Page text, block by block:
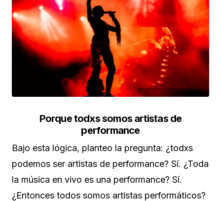
Porque todxs somos artistas de
performance
Bajo esta lógica, planteo la pregunta: ¿todxs
podemos ser artistas de performance? Sí. ¿Toda
la música en vivo es una performance? Sí.
¿Entonces todos somos artistas performáticos?